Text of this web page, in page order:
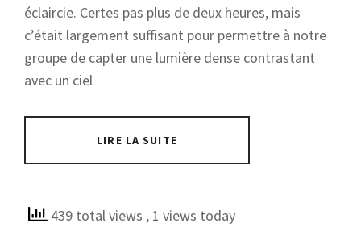
éclaircie. Certes pas plus de deux heures, mais
c’était largement suffisant pour permettre à notre
groupe de capter une lumière dense contrastant
avec un ciel
LIRE LA SUITE
439 total views , 1 views today